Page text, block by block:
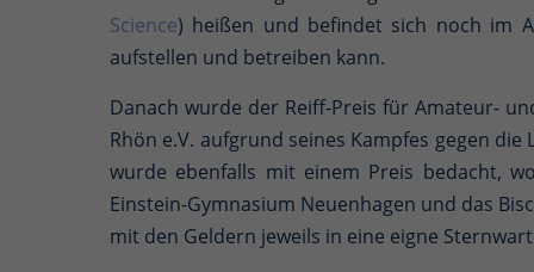
Science) heißen und befindet sich noch im
aufstellen und betreiben kann.
Danach wurde der Reiff-Preis für Amateur-
Rhön e.V. aufgrund seines Kampfes gegen
wurde ebenfalls mit einem Preis bedacht,
Einstein-Gymnasium Neuenhagen und das
mit den Geldern jeweils in eine eigne